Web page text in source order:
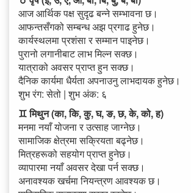
आज आर्थिक पक्ष सुदृढ बन्ने सम्भावना छ।
आफन्तसँगको सम्बन्ध अझ प्रगाढ हुनेछ।
कार्यस्थलमा प्रशंसा र सम्मान पाइनेछ।
पुरानो लगानीबाट लाभ मिल्न सक्छ।
यात्राको अवसर प्राप्त हुन सक्छ।
दैनिक कार्यमा धैर्यता अपनाउनु लाभदायक हुनेछ।
शुभ रंग: सेतो | शुभ अंक: ६
♊ मिथुन (का, कि, कु, घ, ङ, छ, के, को, ह)
मनमा नयाँ योजना र उत्साह जाग्नेछ।
सामाजिक क्षेत्रमा सक्रियता बढ्नेछ।
मित्रहरूको सहयोग प्राप्त हुनेछ।
व्यापारमा नयाँ अवसर देखा पर्न सक्छ।
अनावश्यक खर्चमा नियन्त्रण आवश्यक छ।